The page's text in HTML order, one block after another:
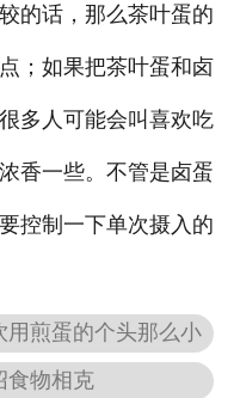
的话，那么茶叶蛋的
；如果把茶叶蛋和卤
多人可能会叫喜欢吃
香一些。不管是卤蛋
控制一下单次摄入的
用煎蛋的个头那么小
食物相克